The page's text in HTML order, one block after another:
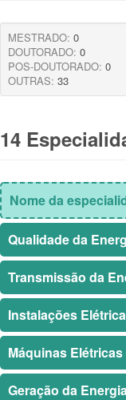
MESTRADO: 0
DOUTORADO: 0
POS-DOUTORADO: 0
OUTRAS: 33
14
Nome da
Qualidade da
Transmissão da
Instalações
Máquinas
Geração da